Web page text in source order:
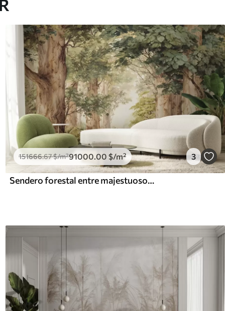
151666.67$/m²91000 .00 $/m² 3
Sendero forestal entre majestuosos árboles en estilo acuarela